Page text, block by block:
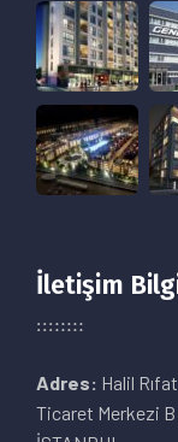
İletişim
Adres: Halil
Ticaret Merkezi